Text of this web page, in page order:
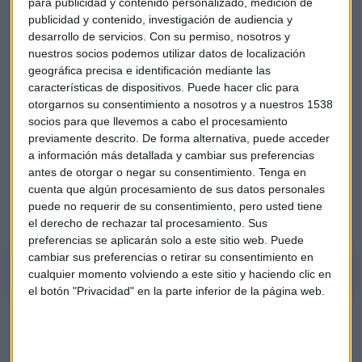
publicidad y contenido, investigación de audiencia y
desarrollo de servicios. Con su permiso, nosotros y
nuestros socios podemos utilizar datos de localización
geográfica precisa e identificación mediante las
características de dispositivos. Puede hacer clic para
otorgarnos su consentimiento a nosotros y a nuestros 1538
socios para que llevemos a cabo el procesamiento
previamente descrito. De forma alternativa, puede acceder
a información más detallada y cambiar sus preferencias
antes de otorgar o negar su consentimiento. Tenga en
cuenta que algún procesamiento de sus datos personales
puede no requerir de su consentimiento, pero usted tiene
el derecho de rechazar tal procesamiento. Sus
preferencias se aplicarán solo a este sitio web. Puede
cambiar sus preferencias o retirar su consentimiento en
cualquier momento volviendo a este sitio y haciendo clic en
el botón "Privacidad" en la parte inferior de la página web.
que empiece a hablarse de alquiler a nivel de inversores
también en Portugal. En España contamos con 48 oficinas,
hemos abierto ya en Canarias y estamos analizando
ciudades principales donde no estamos pero tenemos
demanda como en Valladolid, Gijón, Santander, Oviedo, etc,
para ver próximas aperturas de Alquiler Seguro.
David Caraballo explica que la tendencia que se ve ahora en
el mercado de alquiler viene de la mano de pequeños
patrimonios o 'family oficice' que buscan quien le gestione
su patrimonio y también que le asesore sobre como pueden
protegerse y tener beneficios fiscales.